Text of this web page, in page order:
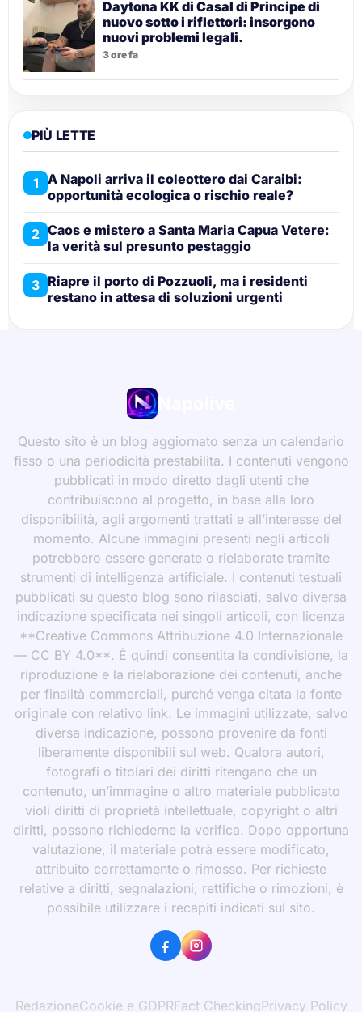
Daytona KK di Casal di Principe di
nuovo sotto i riflettori: insorgono
nuovi problemi legali.
3 ore fa
PIÙ LETTE
1 A Napoli arriva il coleottero dai Caraibi:
opportunità ecologica o rischio reale?
2 Caos e mistero a Santa Maria Capua Vetere:
la verità sul presunto pestaggio
3 Riapre il porto di Pozzuoli, ma i residenti
restano in attesa di soluzioni urgenti
Questo sito è un blog aggiornato senza un calendario
fisso o una periodicità prestabilita. I contenuti vengono
pubblicati in modo diretto dagli utenti che
contribuiscono al progetto, in base alla loro
disponibilità, agli argomenti trattati e all’interesse del
momento. Alcune immagini presenti negli articoli
potrebbero essere generate o rielaborate tramite
strumenti di intelligenza artificiale. I contenuti testuali
pubblicati su questo blog sono rilasciati, salvo diversa
indicazione specificata nei singoli articoli, con licenza
**Creative Commons Attribuzione 4.0 Internazionale
— CC BY 4.0**. È quindi consentita la condivisione, la
riproduzione e la rielaborazione dei contenuti, anche
per finalità commerciali, purché venga citata la fonte
originale con relativo link. Le immagini utilizzate, salvo
diversa indicazione, possono provenire da fonti
liberamente disponibili sul web. Qualora autori,
fotografi o titolari dei diritti ritengano che un
contenuto, un’immagine o altro materiale pubblicato
violi diritti di proprietà intellettuale, copyright o altri
diritti, possono richiederne la verifica. Dopo opportuna
valutazione, il materiale potrà essere modificato,
attribuito correttamente o rimosso. Per richieste
relative a diritti, segnalazioni, rettifiche o rimozioni, è
possibile utilizzare i recapiti indicati sul sito.
RedazioneCookie e GDPRFact CheckingPrivacy Policy